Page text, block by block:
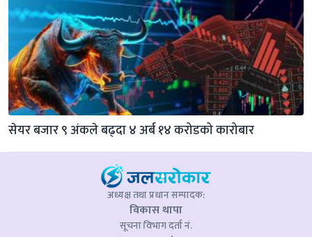
सेयर बजार ९ अंकले बढ्दा ४ अर्ब १४ करोडको कारोबार
अध्यक्ष तथा प्रधान सम्पादक:
विकास थापा
सूचना विभाग दर्ता नं.